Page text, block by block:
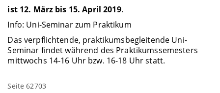
ist 12. März bis 15. April 2019.
Info: Uni-Seminar zum Praktikum
Das verpflichtende, praktikumsbegleitende Uni-
Seminar findet während des Praktikumssemesters
mittwochs 14-16 Uhr bzw. 16-18 Uhr statt.
Seite 62703